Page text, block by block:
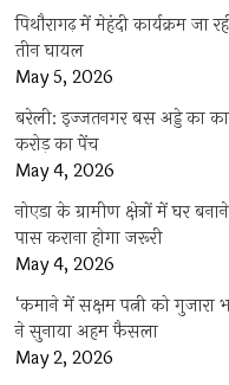
पिथौरागढ़ में मेहंदी कार्यक्रम
तीन घायल
May 5, 2026
बरेली: इज्जतनगर बस अड्डे का
करोड़ का पेंच
May 4, 2026
नोएडा के ग्रामीण क्षेत्रों में घर
पास कराना होगा जरूरी
May 4, 2026
‘कमाने में सक्षम पत्नी को गुजारा
ने सुनाया अहम फैसला
May 2, 2026